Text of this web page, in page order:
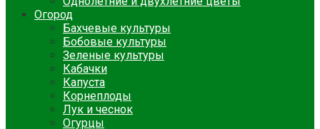
Огород
Бахчевые культуры
Бобовые культуры
Зеленые культуры
Кабачки
Капуста
Корнеплоды
Лук и чеснок
Огурцы